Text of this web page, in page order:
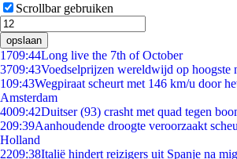
Scrollbar gebruiken
opslaan
1709:44Long live the 7th of October
3709:43Voedselprijzen wereldwijd op hoogste
109:43Wegpiraat scheurt met 146 km/u door
Amsterdam
4009:42Duitser (93) crasht met quad tegen
209:39Aanhoudende droogte veroorzaakt
Holland
2209:38Italië hindert reizigers uit Spanje na